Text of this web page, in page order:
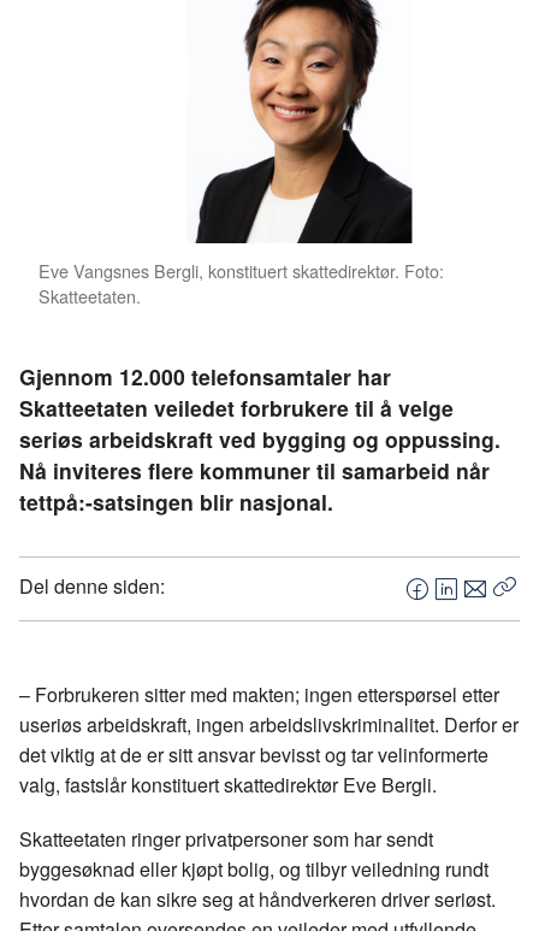
Eve Vangsnes Bergli, konstituert skattedirektør. Foto:
Skatteetaten.
Gjennom 12.000 telefonsamtaler har
Skatteetaten veiledet forbrukere til å velge
seriøs arbeidskraft ved bygging og oppussing.
Nå inviteres flere kommuner til samarbeid når
tettpå:-satsingen blir nasjonal.
Del denne siden:
F
a
e
b
o
o
L
i
k
e
d
E
-
o
s
t
– Forbrukeren sitter med makten; ingen etterspørsel etter
useriøs arbeidskraft, ingen arbeidslivskriminalitet. Derfor er
det viktig at de er sitt ansvar bevisst og tar velinformerte
valg, fastslår konstituert skattedirektør Eve Bergli.
Skatteetaten ringer privatpersoner som har sendt
byggesøknad eller kjøpt bolig, og tilbyr veiledning rundt
hvordan de kan sikre seg at håndverkeren driver seriøst.